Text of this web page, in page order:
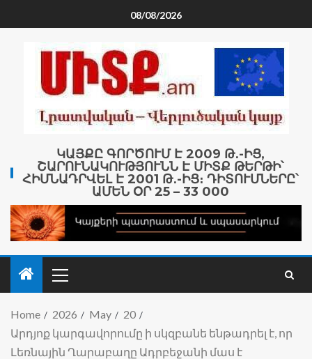
08/08/2026
ԿԱՅՔԸ ԳՈՐԾՈՒՄ Է 2009 Թ․-ԻՑ,
ՇԱՐՈՒՆԱԿՈՒԹՅՈՒՆՆ Է ՄԻՏՔ ԹԵՐԹԻ՝
ՀԻՄՆԱԴՐՎԵԼ Է 2001 Թ․-ԻՑ։ ԴԻՏՈՒՄՆԵՐԸ՝
ԱՄԵՆ ՕՐ 25 – 33 000
Home 2026 May
20
Արդյոք կարգավորումը ի սկզբանե ենթադրել է, որ
Լեռնային Ղարաբաղը Ադրբեջանի մաս է